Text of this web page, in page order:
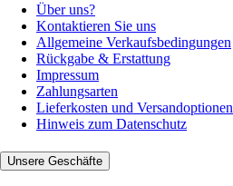
Über uns?
Kontaktieren Sie uns
Allgemeine Verkaufsbedingungen
Rückgabe & Erstattung
Impressum
Zahlungsarten
Lieferkosten und Versandoptionen
Hinweis zum Datenschutz
Unsere Geschäfte